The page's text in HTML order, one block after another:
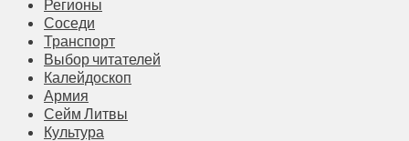
Регионы
Соседи
Транспорт
Выбор читателей
Калейдоскоп
Армия
Сейм Литвы
Культура